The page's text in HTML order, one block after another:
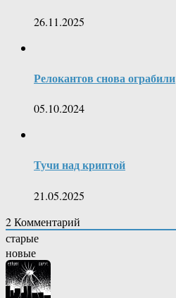
26.11.2025
Релокантов снова ограбили
05.10.2024
Тучи над криптой
21.05.2025
2Комментарий
старые
новые